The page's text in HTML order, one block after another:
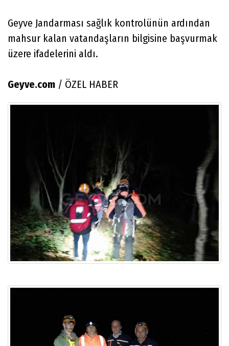
Geyve Jandarması sağlık kontrolünün ardından
mahsur kalan vatandaşların bilgisine başvurmak
üzere ifadelerini aldı.
Geyve.com / ÖZEL HABER